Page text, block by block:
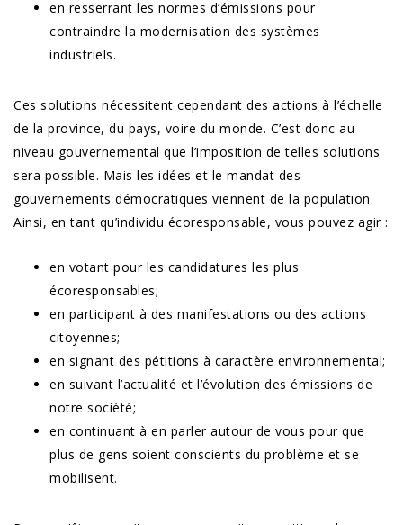
en resserrant les normes d’émissions pour
contraindre la modernisation des systèmes
industriels.
Ces solutions nécessitent cependant des actions à l’échelle
de la province, du pays, voire du monde. C’est donc au
niveau gouvernemental que l’imposition de telles solutions
sera possible. Mais les idées et le mandat des
gouvernements démocratiques viennent de la population.
Ainsi, en tant qu’individu écoresponsable, vous pouvez agir :
en votant pour les candidatures les plus
écoresponsables;
en participant à des manifestations ou des actions
citoyennes;
en signant des pétitions à caractère environnemental;
en suivant l’actualité et l’évolution des émissions de
notre société;
en continuant à en parler autour de vous pour que
plus de gens soient conscients du problème et se
mobilisent.